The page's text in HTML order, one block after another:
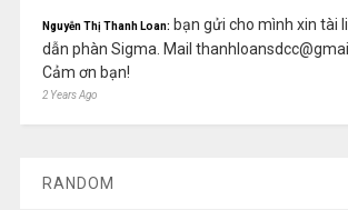
Nguyễn Thị Thanh Loan: bạn gửi cho mình xin tài
dẫn phàn Sigma. Mail
Cảm ơn bạn!
2 Years Ago
RANDOM